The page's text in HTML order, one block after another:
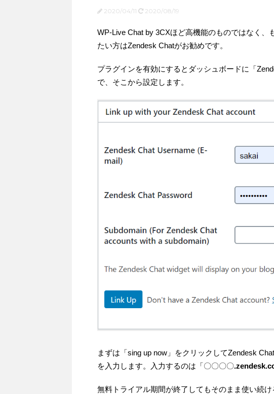
2020/04/11 2020/08/19
WP-Live Chat by 3CXほど高機能のものではなく、
たい方はZendesk Chatがお勧めです。
プラグインを有効にするとダッシュボードに「
で、そこから設定します。
まずは「sing up now」をクリックしてZendesk
を入力します。入力するのは「〇〇〇〇
無料トライアル期間が終了してもそのまま使い続け